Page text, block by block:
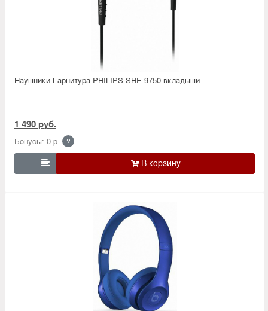
Наушники Гарнитура PHILIPS SHE-9750 вкладыши
1 490 руб.
Бонусы: 0 р. ?
